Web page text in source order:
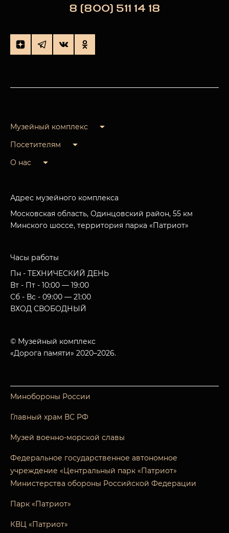
8 (800) 511 14 18
Музейный комплекс
Посетителям
О нас
Адрес музейного комплекса
Московская область, Одинцовский район, 55 км
Минского шоссе, территория парка «Патриот»
Часы работы
Пн - ТЕХНИЧЕСКИЙ ДЕНЬ
Вт - Пт - 10:00 — 19:00
Сб - Вс - 09:00 — 21:00
ВХОД СВОБОДНЫЙ
© Музейный комплекс
«Дорога памяти» 2020–2026.
Минобороны России
Главный храм ВС РФ
Музей военно-морской славы
Федеральное государственное автономное
учреждение «Центральный парк «Патриот»
Министерства обороны Российской Федерации
Парк «Патриот»
КВЦ «Патриот»